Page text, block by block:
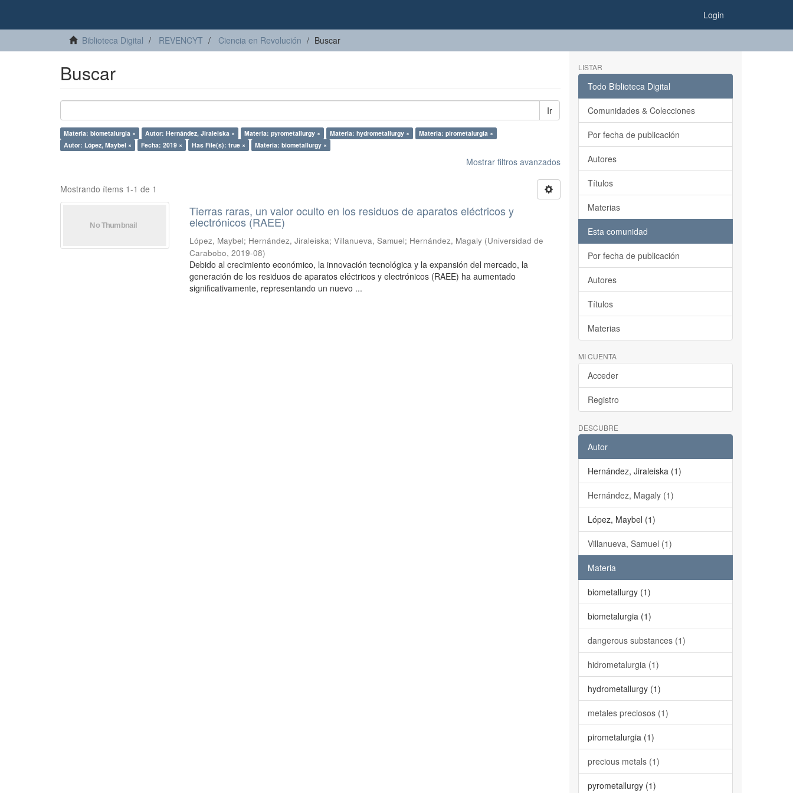
Login
Biblioteca Digital REVENCYT Ciencia en Revolución Buscar
Buscar
Ir
Materia: biometalurgia × Autor: Hernández, Jiraleiska × Materia: pyrometallurgy × Materia: hydrometallurgy ×
Materia: pirometalurgia ×
Autor: López, Maybel ×
Fecha: 2019 × Has File(s): true × Materia: biometallurgy ×
Mostrar filtros avanzados
Mostrando ítems 1-1 de 1
Tierras raras, un valor oculto en los residuos de aparatos eléctricos y
electrónicos (RAEE)
López, Maybel; Hernández, Jiraleiska;Villanueva, Samuel; Hernández, Magaly (Universidad de
Carabobo,2019-08)
Debido al crecimiento económico, la innovación tecnológica y la expansión del mercado, la
generación de los residuos de aparatos eléctricos y electrónicos (RAEE) ha aumentado
significativamente, representando un nuevo ...
LISTAR
Todo Biblioteca Digital
Comunidades & Colecciones
Por fecha de publicación
Autores
Títulos
Materias
Esta comunidad
Por fecha de publicación
Autores
Títulos
Materias
MI CUENTA
Acceder
Registro
DESCUBRE
Autor
Hernández, Jiraleiska (1)
Hernández, Magaly (1)
López, Maybel (1)
Villanueva, Samuel (1)
Materia
biometallurgy (1)
biometalurgia (1)
dangerous substances (1)
hidrometalurgia (1)
hydrometallurgy (1)
metales preciosos (1)
pirometalurgia (1)
precious metals (1)
pyrometallurgy (1)